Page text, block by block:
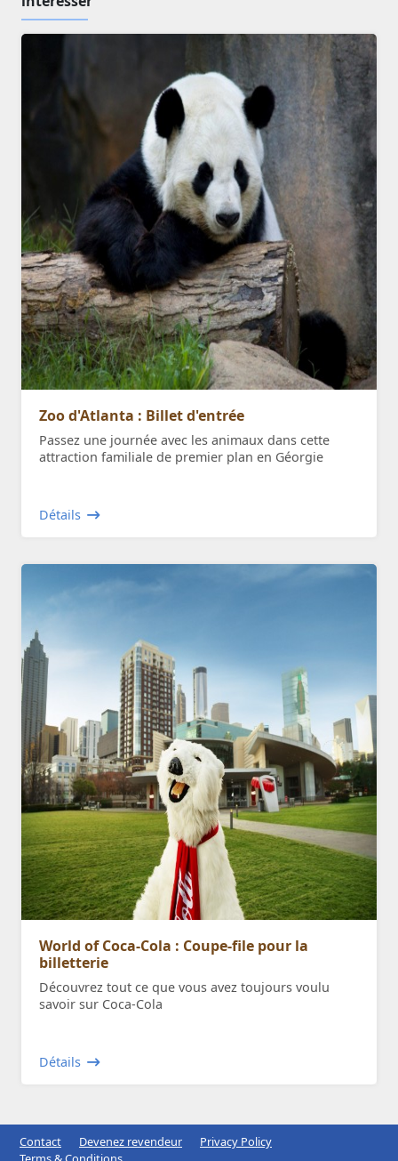
Zoo d'Atlanta : Billet d'entrée
Passez une journée avec les animaux dans cette
attraction familiale de premier plan en Géorgie
Détails
World of Coca-Cola : Coupe-file pour la
billetterie
Découvrez tout ce que vous avez toujours voulu
savoir sur Coca-Cola
Détails
Contact Devenez revendeur
Privacy Policy